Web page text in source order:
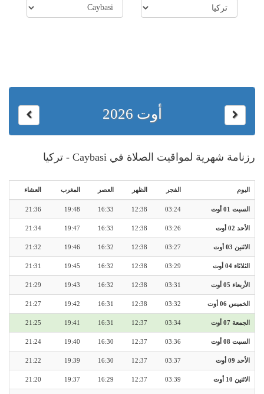
أوت 2026
رزنامة شهرية لمواقيت الصلاة في Caybasi - تركيا
اليوم الفجر الظهر العصر المغرب العشاء
السبت 01 أوت 03:24
12:38
16:33
19:48
21:36
الأحد 02 أوت 03:26
12:38
16:33
19:47
21:34
الاثنين 03 أوت 03:27
12:38
16:32
19:46
21:32
الثلاثاء 04 أوت 03:29
12:38
16:32
19:45
21:31
الأربعاء 05 أوت 03:31
12:38
16:32
19:43
21:29
الخميس 06 أوت 03:32
12:38
16:31
19:42
21:27
الجمعة 07 أوت 03:34
12:37
16:31
19:41
21:25
السبت 08 أوت 03:36
12:37
16:30
19:40
21:24
الأحد 09 أوت 03:37
12:37
16:30
19:39
21:22
الاثنين 10 أوت 03:39
12:37
16:29
19:37
21:20